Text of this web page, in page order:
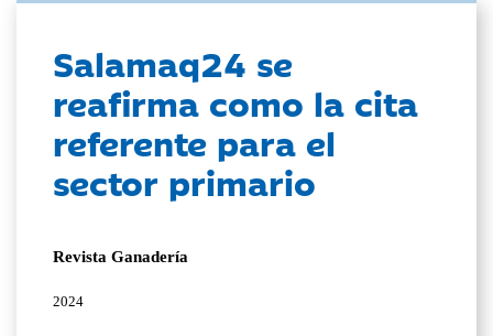
Salamaq24 se
reafirma como la cita
referente para el
sector primario
Revista Ganadería
2024